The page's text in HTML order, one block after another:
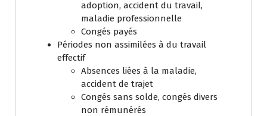
adoption, accident du travail,
maladie professionnelle
Congés payés
Périodes non assimilées à du travail
effectif
Absences liées à la maladie,
accident de trajet
Congés sans solde, congés divers
non rémunérés